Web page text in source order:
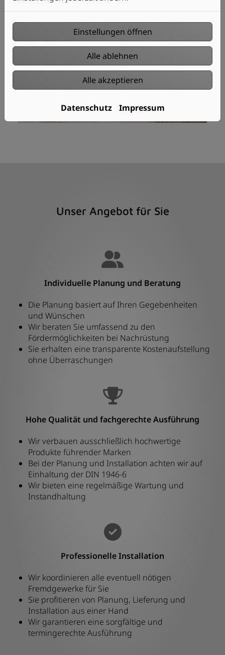
Unser Angebot für Sie
Individuelle Planung und Beratung
Die Planung basiert auf Ihren Gegebenheiten
und Wünschen
Wir beraten Sie umfassend zu den
Fördermöglichkeiten bei Nachrüstung
Sie erhalten eine transparente Kostenaufstellung
ohne Überraschungen
Hohe Qualität und fachgerechte Ausführung
Wir verbauen ausschließlich hochwertige
Produkte führender Marken
Bei der Planung und Installation achten wir auf
Einhaltung der DIN 1946-6
Wir bieten eine regelmäßige Wartung und
Instandhaltung
Professionelle Installation
Wir koordinieren alle eventuell nötigen
Fremdgewerke für Sie
Sie profitieren von Planung, Lieferung und
Installation aus einer Hand
Wir garantieren eine sorgfältige und
termingerechte Ausführung
Einstellungen öffnen
Alle ablehnen
Alle akzeptieren
Datenschutz Impressum